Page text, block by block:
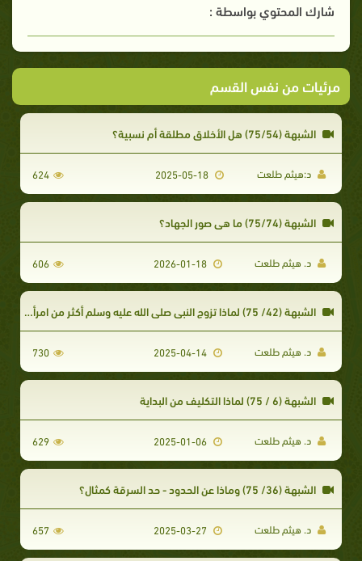
شارك المحتوي بواسطة :
مرئيات من نفس القسم
الشبهة (75/54) هل الأخلاق مطلقة أم نسبية؟
د:هيثم طلعت 624
الشبهة (75/74) ما هي صور الجهاد؟
د. هيثم طلعت 2026-01-18
606
الشبهة (42/ 75) لماذا تزوج النبي صلى الله عليه وسلم أكثر من امرأة ويتهمه بعض الملحدين بهذا الأمر كثيراً؟
د. هيثم طلعت 2025-04-14
730
الشبهة (6 / 75) لماذا التكليف من البداية
د. هيثم طلعت 2025-01-06
629
الشبهة (36/ 75) وماذا عن الحدود - حد السرقة كمثال؟
د. هيثم طلعت 657